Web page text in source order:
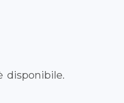
disponibile.